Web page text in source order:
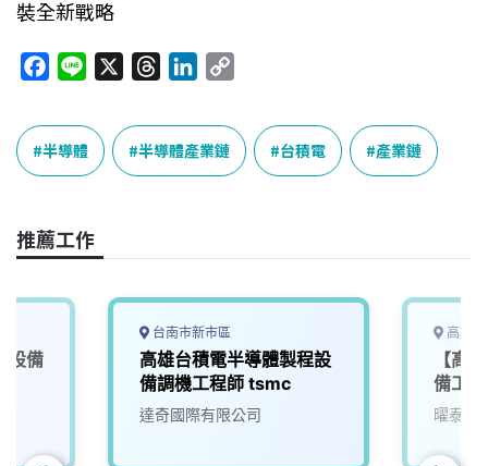
裝全新戰略
c
e
b
o
k
n
e
r
e
a
n
k
e
n
p
L
k
半導體 半導體產業鏈 台積電 產業鏈
推薦工作
設備
台南市新市區
高雄台積電半導體製程設
備調機工程師 tsmc
達奇國際有限公司
高雄
【高
備工
曜泰科